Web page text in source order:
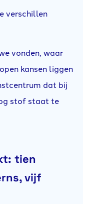
verschillen
vonden, waar
kansen liggen
dat bij
stof staat te
tien
vijf